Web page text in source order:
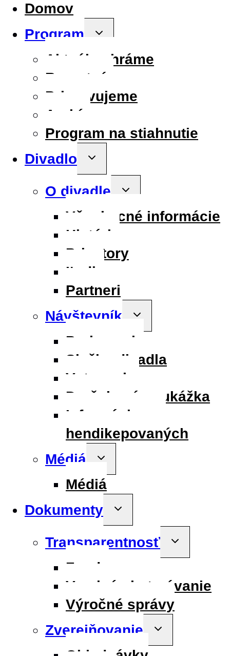
Domov
Program
Toggle
Aktuálne hráme
Repertoár
Pripravujeme
Archív
Program na stiahnutie
Divadlo
Toggle
menu
O divadle
Toggle
Všeobecné informácie
História
Priestory
Ľudia
Partneri
Návštevník
Toggle
menu
Parkovanie
Služby divadla
Vstupenky
Darčeková poukážka
Informácie pre
hendikepovaných
Médiá
Toggle
menu
Médiá
Dokumenty
Toggle
menu
Transparentnosť
Toggle
menu
Fondy
Verejné obstarávanie
Výročné správy
Zverejňovanie
Toggle
menu